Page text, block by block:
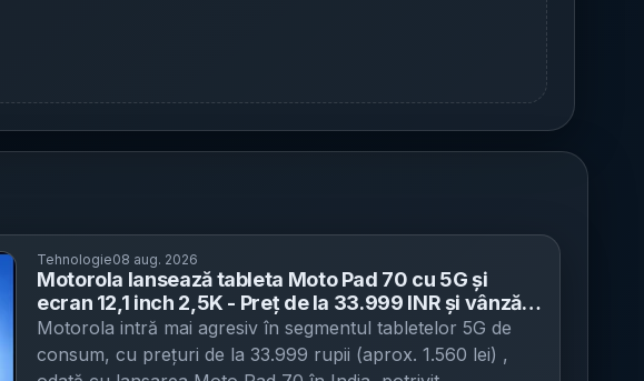
Tehnologie08 aug. 2026
Motorola lansează tableta Moto Pad 70 cu 5G și
ecran 12,1 inch 2,5K - Preț de la 33.999 INR și vânzări
din 15 august în India, cu reducere de până la 5.000
INR
Motorola intră mai agresiv în segmentul tabletelor 5G de
consum, cu prețuri de la 33.999 rupii (aprox. 1.560 lei) ,